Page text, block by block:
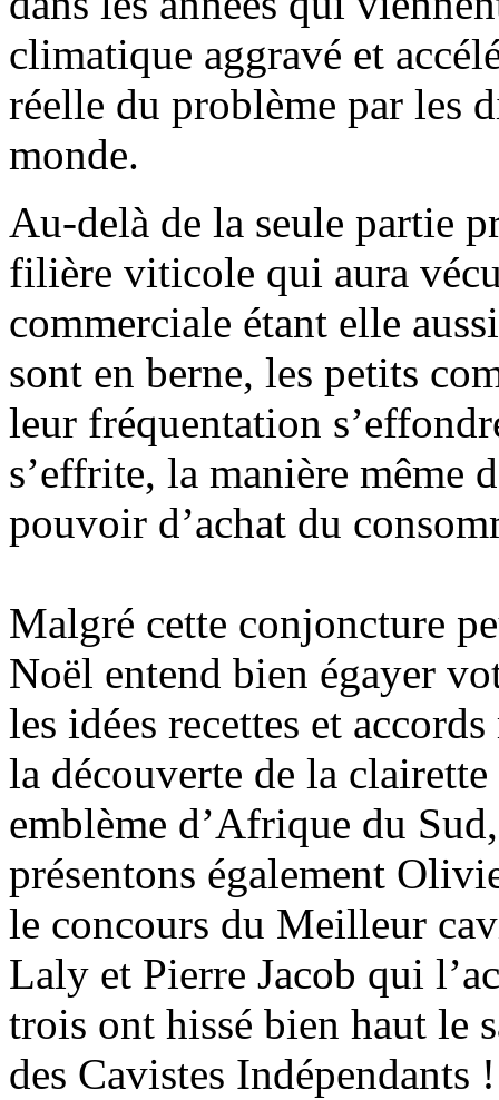
climatique aggravé et
réelle du problème par les
monde.
Au-delà de la seule partie
filière viticole qui aura
commerciale étant elle
sont en berne, les petits
leur fréquentation
s’effrite, la manière même
pouvoir d’achat du
Malgré cette conjoncture
Noël entend bien égayer
les idées recettes et
la découverte de la
emblème d’Afrique du
présentons également
le concours du Meilleur
Laly et Pierre Jacob qui
trois ont hissé bien haut le
des Cavistes Indépendants !